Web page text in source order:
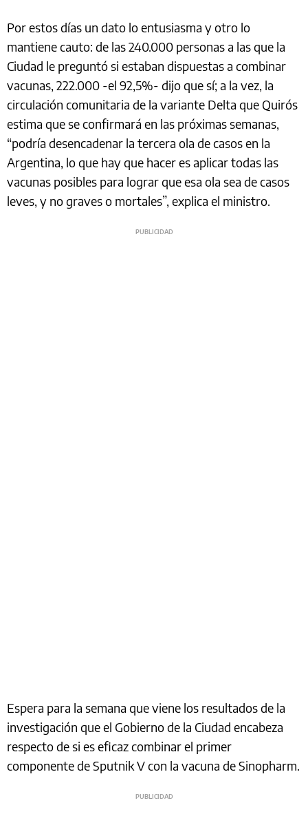
Por estos días un dato lo entusiasma y otro lo
mantiene cauto: de las 240.000 personas a las que la
Ciudad le preguntó si estaban dispuestas a combinar
vacunas, 222.000 -el 92,5%- dijo que sí; a la vez, la
circulación comunitaria de la variante Delta que Quirós
estima que se confirmará en las próximas semanas,
“podría desencadenar la tercera ola de casos en la
Argentina, lo que hay que hacer es aplicar todas las
vacunas posibles para lograr que esa ola sea de casos
leves, y no graves o mortales”, explica el ministro.
Espera para la semana que viene los resultados de la
investigación que el Gobierno de la Ciudad encabeza
respecto de si es eficaz combinar el primer
componente de Sputnik V con la vacuna de Sinopharm.